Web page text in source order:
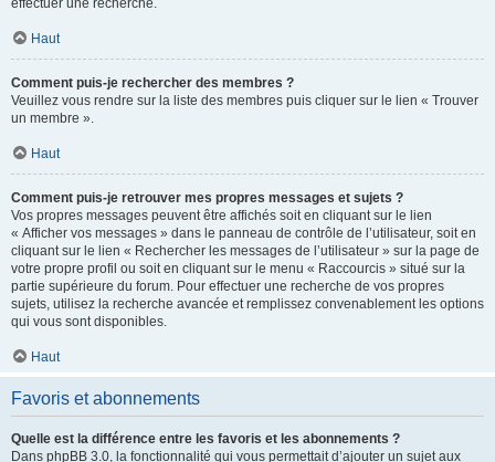
effectuer une recherche.
Haut
Comment puis-je rechercher des membres ?
Veuillez vous rendre sur la liste des membres puis cliquer sur le lien « Trouver
un membre ».
Haut
Comment puis-je retrouver mes propres messages et sujets ?
Vos propres messages peuvent être affichés soit en cliquant sur le lien
« Afficher vos messages » dans le panneau de contrôle de l’utilisateur, soit en
cliquant sur le lien « Rechercher les messages de l’utilisateur » sur la page de
votre propre profil ou soit en cliquant sur le menu « Raccourcis » situé sur la
partie supérieure du forum. Pour effectuer une recherche de vos propres
sujets, utilisez la recherche avancée et remplissez convenablement les options
qui vous sont disponibles.
Haut
Favoris et abonnements
Quelle est la différence entre les favoris et les abonnements ?
Dans phpBB 3.0, la fonctionnalité qui vous permettait d’ajouter un sujet aux